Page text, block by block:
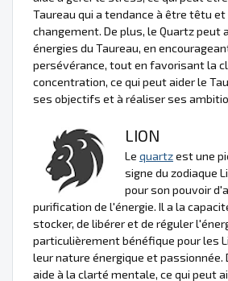
Taureau qui a tendance à être têtu
changement. De plus, le Quartz peut
énergies du Taureau, en
persévérance, tout en favorisant la
concentration, ce qui peut aider le
ses objectifs et à réaliser ses
LION
Le quartzest une
signe du zodiaque
pour son pouvoir
purification de l'énergie. Il a la
stocker, de libérer et de réguler
particulièrement bénéfique pour les
leur nature énergique et passionnée.
aide à la clarté mentale, ce qui peut